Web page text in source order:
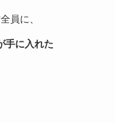
員に、
手に入れた